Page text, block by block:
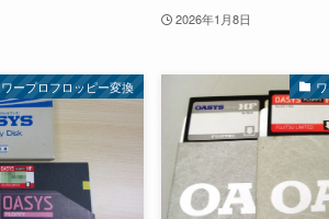
2026年1月8日
ワープロフロッピー変換